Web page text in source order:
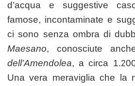
d’acqua e suggestive
famose, incontaminate e
ci sono senza ombra di
Maesano, conosciute
dell’Amendolea, a circa
Una vera meraviglia che la